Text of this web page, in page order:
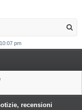
a
pm
recensioni